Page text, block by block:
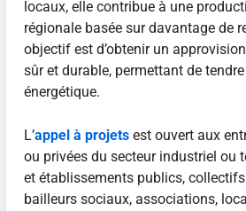
locaux, elle contribue à une
régionale basée sur davantage de
objectif est d’obtenir un
sûr et durable, permettant de
énergétique.
L’appel à projetsest ouvert aux
ou privées du secteur industriel ou
et établissements publics,
bailleurs sociaux, associations,